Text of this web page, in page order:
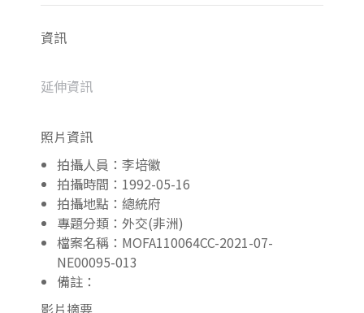
資訊
延伸資訊
照片資訊
拍攝人員：李培徽
拍攝時間：1992-05-16
拍攝地點：總統府
專題分類：外交(非洲)
檔案名稱：MOFA110064CC-2021-07-
NE00095-013
備註：
影片摘要